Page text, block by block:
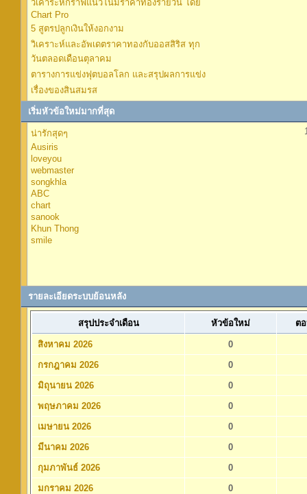
วิเคาระห์กราฟแนวโน้มราคาทองรายวัน โดย
Chart Pro
5 สูตรปลูกเงินให้งอกงาม
วิเคราะห์และอัพเดตราคาทองกับออสสิริส ทุก
วันตลอดเดือนตุลาคม
ตารางการแข่งฟุตบอลโลก และสรุปผลการแข่ง
เรื่องของสินสมรส
เริ่มหัวข้อใหม่มากที่สุด
น่ารักสุดๆ
Ausiris
loveyou
webmaster
songkhla
ABC
chart
sanook
Khun Thong
smile
รายละเอียดระบบย้อนหลัง
สรุปประจำเดือน หัวข้อใหม่ ต
สิงหาคม 2026
0
กรกฎาคม 2026
0
มิถุนายน 2026
0
พฤษภาคม 2026
0
เมษายน 2026
0
มีนาคม 2026
0
กุมภาพันธ์ 2026
0
มกราคม 2026
0